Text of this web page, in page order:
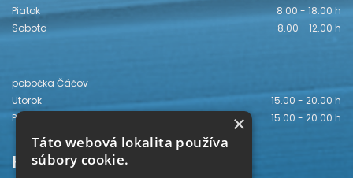
Piatok
8.00 - 18.00 h
Sobota
8.00 - 12.00 h
pobočka Čáčov
Utorok
15.00 - 20.00 h
Piatok
15.00 - 20.00 h
Kontakt
×
Táto webová lokalita používa
súbory cookie.